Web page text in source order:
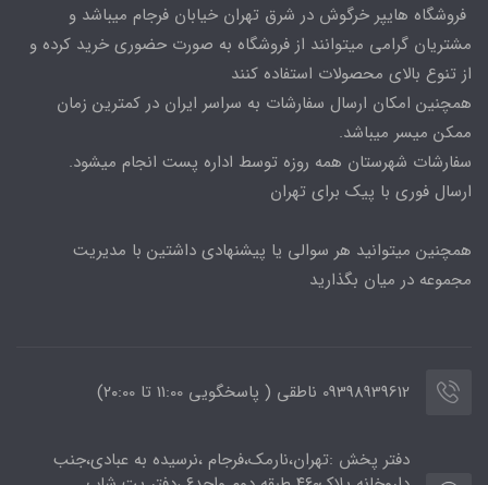
فروشگاه هایپر خرگوش در شرق تهران خیابان فرجام میباشد و
مشتریان گرامی میتوانند از فروشگاه به صورت حضوری خرید کرده و
از تنوع بالای محصولات استفاده کنند
همچنین امکان ارسال سفارشات به سراسر ایران در کمترین زمان
ممکن میسر میباشد.
سفارشات شهرستان همه روزه توسط اداره پست انجام میشود.
ارسال فوری با پیک برای تهران
همچنین میتوانید هر سوالی یا پیشنهادی داشتین با مدیریت
مجموعه در میان بگذارید
09398939612 ناطقی ( پاسخگویی 11:00 تا ۲۰:00)
دفتر پخش :تهران،نارمک،فرجام ،نرسیده به عبادی،جنب